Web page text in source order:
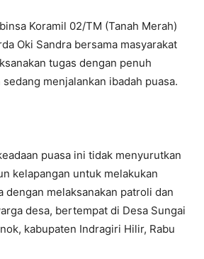
Koramil 02/TM (Tanah Merah)
Oki Sandra bersama masyarakat
tugas dengan penuh
menjalankan ibadah puasa.
puasa ini tidak menyurutkan
kelapangan untuk melakukan
dengan melaksanakan patroli dan
desa, bertempat di Desa Sungai
kabupaten Indragiri Hilir, Rabu